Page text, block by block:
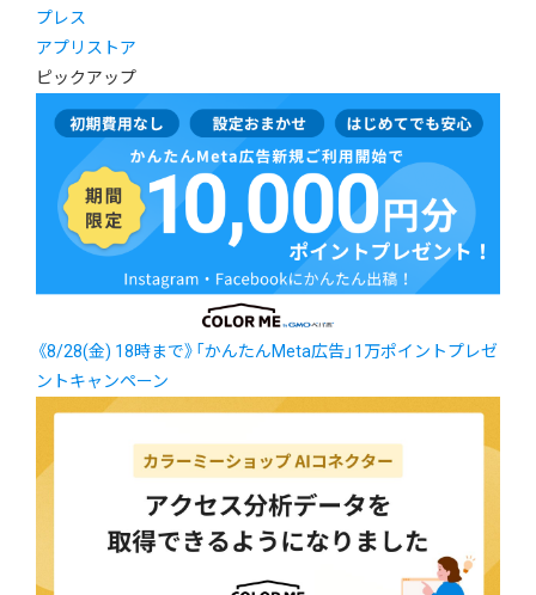
プレス
アプリストア
ピックアップ
《8/28(金) 18時まで》「かんたんMeta広告」1万ポイントプレゼ
ントキャンペーン